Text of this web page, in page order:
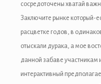
сосредоточены хватай
Заключите рынке который-
расцветке годов, в
отыскали дурака, а мое
данной забаве участникам
интерактивный